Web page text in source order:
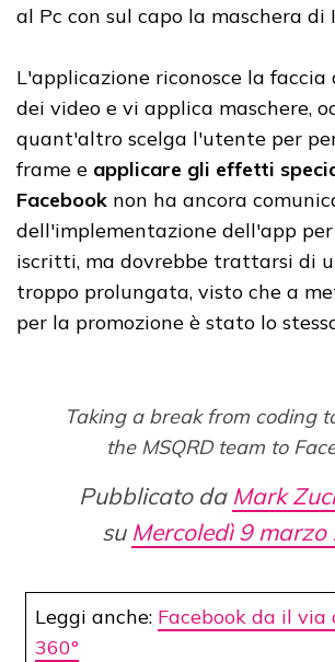
al Pc con sul capo la maschera di
L'applicazione riconosce la
dei video e vi applica maschere,
quant'altro scelga l'utente per
frame e applicare gli effetti
Facebook non ha ancora
dell'implementazione dell'app
iscritti, ma dovrebbe trattarsi di
troppo prolungata, visto che a
per la promozione è stato lo
Taking a break from coding
the MSQRD team to
Pubblicato da Mark
su Mercoledì 9
Leggi anche: Facebook da il via
360°